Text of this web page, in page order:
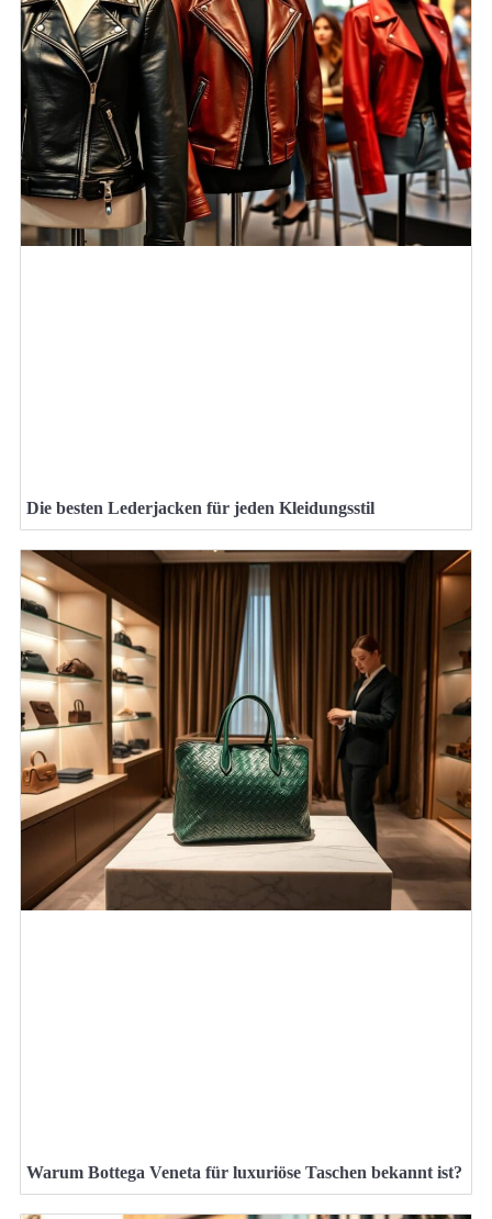
Die besten Lederjacken für jeden Kleidungsstil
Warum Bottega Veneta für luxuriöse Taschen bekannt ist?